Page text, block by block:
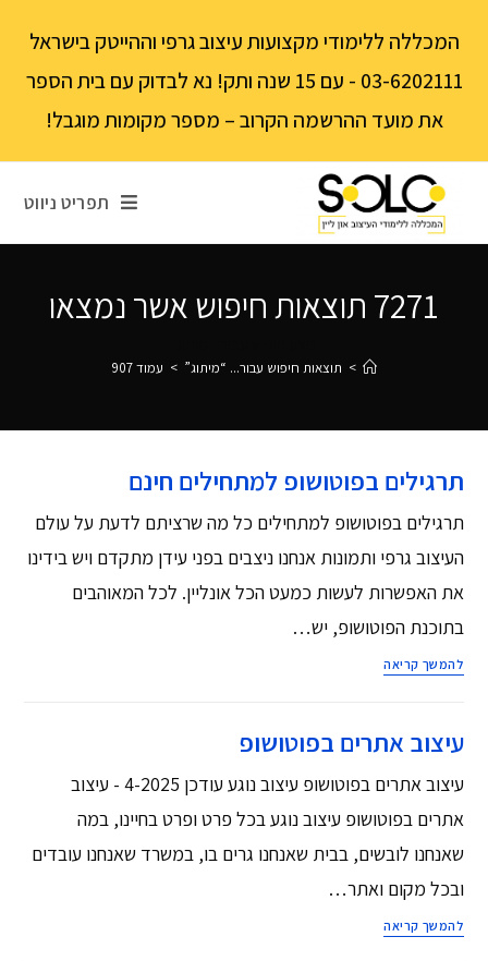
המכללה ללימודי מקצועות עיצוב גרפי וההייטק בישראל
03-6202111 - עם 15 שנה ותק! נא לבדוק עם בית הספר
את מועד ההרשמה הקרוב – מספר מקומות מוגבל!
תפריט ניווט
7271 תוצאות חיפוש אשר נמצאו
> תוצאות חיפוש עבור... “מיתוג” > עמוד 907
תרגילים בפוטושופ למתחילים חינם
תרגילים בפוטושופ למתחילים כל מה שרציתם לדעת על עולם
העיצוב גרפי ותמונות אנחנו ניצבים בפני עידן מתקדם ויש בידינו
את האפשרות לעשות כמעט הכל אונליין. לכל המאוהבים
בתוכנת הפוטושופ, יש…
להמשך קריאה
עיצוב אתרים בפוטושופ
עיצוב אתרים בפוטושופ עיצוב נוגע עודכן 4-2025 - עיצוב
אתרים בפוטושופ עיצוב נוגע בכל פרט ופרט בחיינו, במה
שאנחנו לובשים, בבית שאנחנו גרים בו, במשרד שאנחנו עובדים
ובכל מקום ואתר…
להמשך קריאה